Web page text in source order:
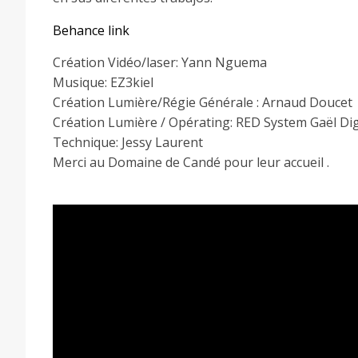
Behance link
Création Vidéo/laser: Yann Nguema
Musique: EZ3kiel
Création Lumière/Régie Générale : Arnaud Doucet
Création Lumière / Opérating: RED System Gaël
Technique: Jessy Laurent
Merci au Domaine de Candé pour leur accueil .